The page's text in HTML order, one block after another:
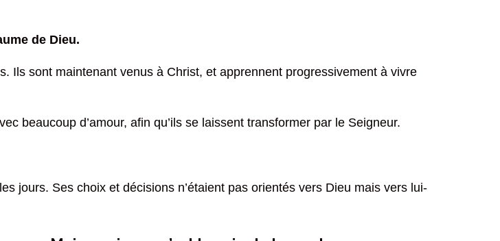
de Dieu.
Ils sont maintenant venus à Christ, et apprennent progressivement à vivre
beaucoup d’amour, afin qu’ils se laissent transformer par le Seigneur.
jours. Ses choix et décisions n’étaient pas orientés vers Dieu mais vers lui-